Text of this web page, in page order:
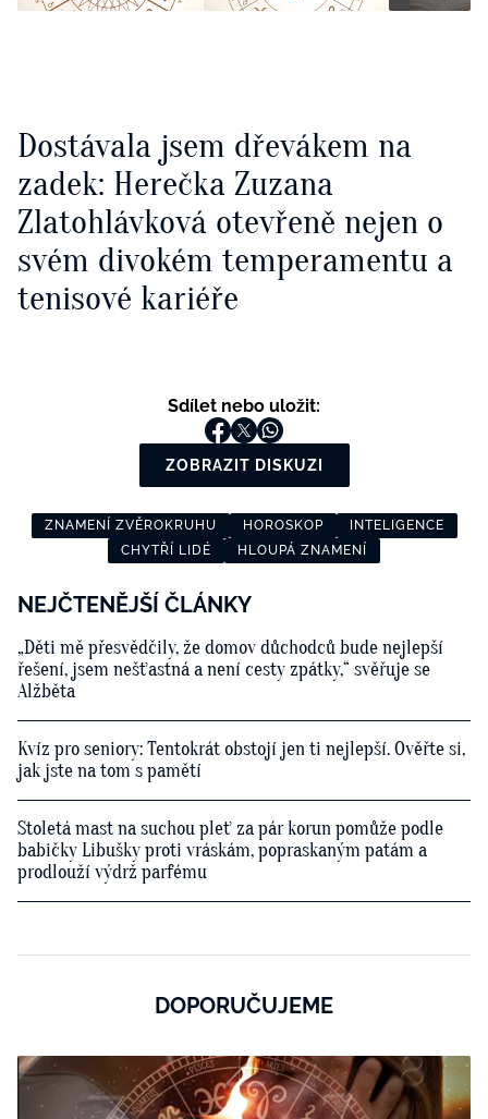
Dostávala jsem dřevákem na
zadek: Herečka Zuzana
Zlatohlávková otevřeně nejen o
svém divokém temperamentu a
tenisové kariéře
Sdílet nebo uložit:
ZOBRAZIT DISKUZI
ZNAMENÍ ZVĚROKRUHU HOROSKOP
INTELIGENCE
CHYTŘÍ LIDÉ
HLOUPÁ ZNAMENÍ
NEJČTENĚJŠÍ ČLÁNKY
„Děti mě přesvědčily, že domov důchodců bude nejlepší
řešení, jsem nešťastná a není cesty zpátky,“ svěřuje se
Alžběta
Kvíz pro seniory: Tentokrát obstojí jen ti nejlepší. Ověřte si,
jak jste na tom s pamětí
Stoletá mast na suchou pleť za pár korun pomůže podle
babičky Libušky proti vráskám, popraskaným patám a
prodlouží výdrž parfému
DOPORUČUJEME